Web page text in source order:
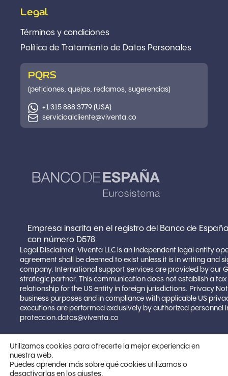
Legal
Términos y condiciones
Política de Tratamiento de Datos Personales
PQRS
(peticiones, quejas, reclamos, sugerencias)
+1 315 888 3779 (USA)
servicioalcliente@viventa.co
Empresa inscrita en el registro del Banco de
con número D578
Legal Disclaimer: Viventa LLC is an independent legal entity
agreement shall be deemed to exist unless it is in writing and
company. International support services are provided by our
strategic partner. This communication does not establish a
relationship for the US entity in foreign jurisdictions. Privacy
business purposes and in compliance with applicable US
executions are performed exclusively by authorized personnel
proteccion.datos@viventa.co
Copyright © 2025 VIVENTA LLC | Todos los
derechos reservados
Utilizamos cookies para ofrecerte la mejor experiencia en
nuestra web.
Puedes aprender más sobre qué cookies utilizamos o
desactivarlas en los ajustes.